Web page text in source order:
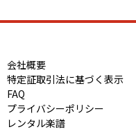
会社概要
特定証取引法に基づく表示
FAQ
プライバシーポリシー
レンタル楽譜